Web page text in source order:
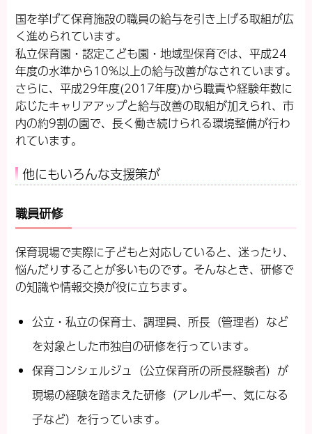
国を挙げて保育施設の職員の給与を引き上げる取組が広
く進められています。
私立保育園・認定こども園・地域型保育では、平成24
年度の水準から10%以上の給与改善がなされています。
さらに、平成29年度(2017年度)から職責や経験年数に
応じたキャリアアップと給与改善の取組が加えられ、市
内の約9割の園で、長く働き続けられる環境整備が行わ
れています。
他にもいろんな支援策が
職員研修
保育現場で実際に子どもと対応していると、迷ったり、
悩んだりすることが多いものです。そんなとき、研修で
の知識や情報交換が役に立ちます。
公立・私立の保育士、調理員、所長（管理者）など
を対象とした市独自の研修を行っています。
保育コンシェルジュ（公立保育所の所長経験者）が
現場の経験を踏まえた研修（アレルギー、気になる
子など）を行っています。